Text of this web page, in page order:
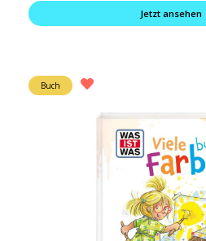
Jetzt ansehen
Buch